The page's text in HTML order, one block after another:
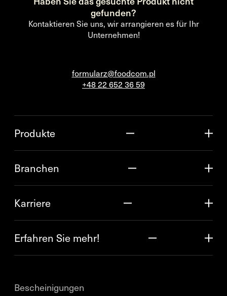
gefunden?
Kontaktieren Sie uns, wir arrangieren es für Ihr
Unternehmen!
formularz@foodcom.pl
+48 22 652 36 59
Produkte
Branchen
Karriere
Erfahren Sie mehr!
Bescheinigungen